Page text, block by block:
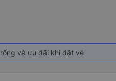
và ưu đãi khi đặt vé